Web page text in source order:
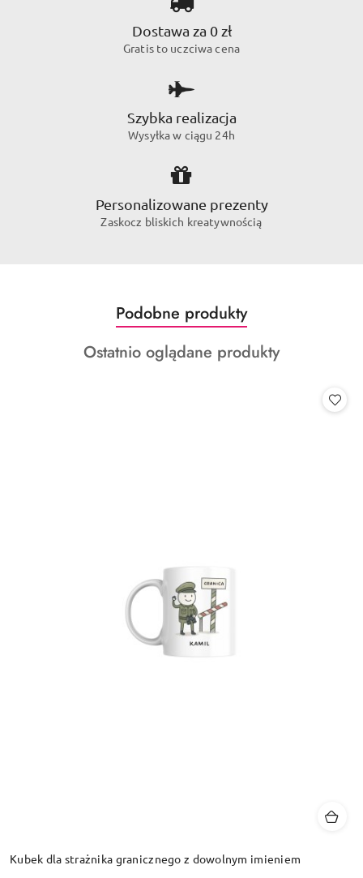
Dostawa za 0 zł
Gratis to uczciwa cena
Szybka realizacja
Wysyłka w ciągu 24h
Personalizowane prezenty
Zaskocz bliskich kreatywnością
Pomiń karuzelę produktów
Produkty
o
statusie:
Podobne produkty
Produkty
Ostatnio oglądane produkty
Kubek dla strażnika granicznego z dowolnym imieniem